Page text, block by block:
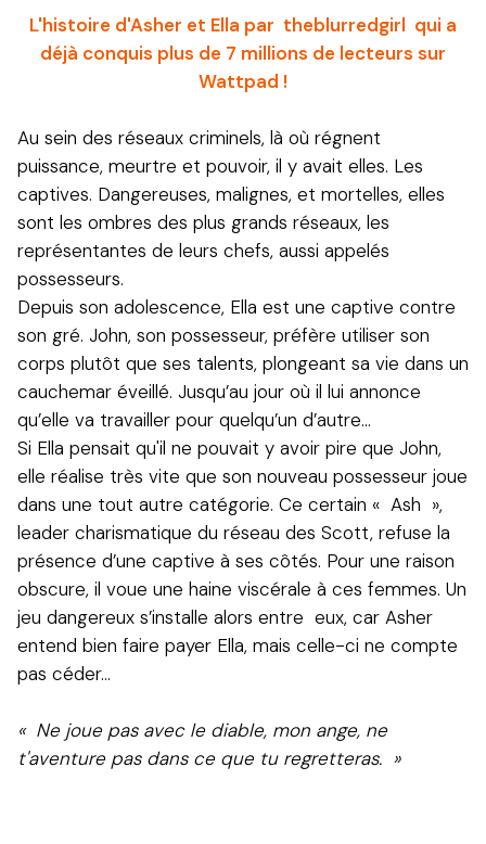
L'histoire d'Asher et Ella par theblurredgirl qui a
déjà conquis plus de 7 millions de lecteurs sur
Wattpad !
Au sein des réseaux criminels, là où régnent
puissance, meurtre et pouvoir, il y avait elles. Les
captives. Dangereuses, malignes, et mortelles, elles
sont les ombres des plus grands réseaux, les
représentantes de leurs chefs, aussi appelés
possesseurs.
Depuis son adolescence, Ella est une captive contre
son gré. John, son possesseur, préfère utiliser son
corps plutôt que ses talents, plongeant sa vie dans un
cauchemar éveillé. Jusqu’au jour où il lui annonce
qu’elle va travailler pour quelqu’un d’autre…
Si Ella pensait qu'il ne pouvait y avoir pire que John,
elle réalise très vite que son nouveau possesseur joue
dans une tout autre catégorie. Ce certain « Ash »,
leader charismatique du réseau des Scott, refuse la
présence d’une captive à ses côtés. Pour une raison
obscure, il voue une haine viscérale à ces femmes. Un
jeu dangereux s’installe alors entre eux, car Asher
entend bien faire payer Ella, mais celle-ci ne compte
pas céder…
« Ne joue pas avec le diable, mon ange, ne
t'aventure pas dans ce que tu regretteras. »